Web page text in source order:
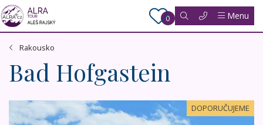
0 Menu
Rakousko
Bad Hofgastein
DOPORUČUJEME
Hory a termální lázně Rakouska